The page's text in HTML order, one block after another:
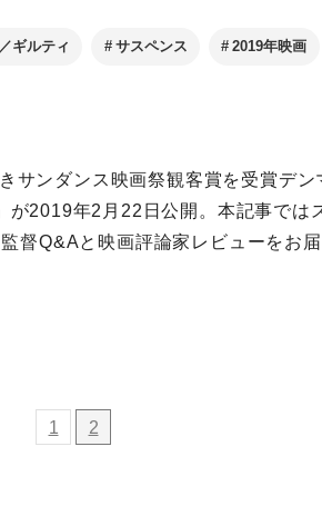
ギルティ サスペンス 2019年映画
サンダンス映画祭観客賞を受賞デ
2019年2月22日公開。本記事では
督Q&Aと映画評論家レビューをお
1 2